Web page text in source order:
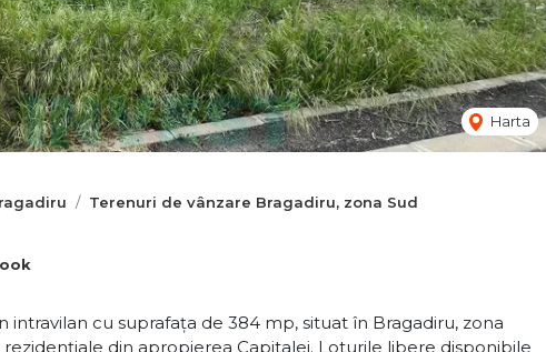
Harta
Terenuri de vânzare Bragadiru, zona Sud
cu suprafața de 384 mp, situat în Bragadiru, zona
din apropierea Capitalei. Loturile libere disponibile